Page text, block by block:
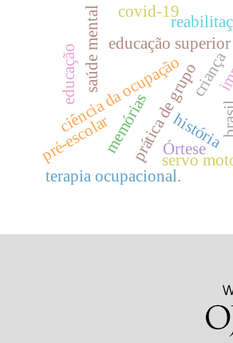
ciência da ocupação
prática de grupo
saúde mental
terapia ocupacional.
educação superior
história
memórias Órtese
servo
pré-escolar
covid-19
criança
educação